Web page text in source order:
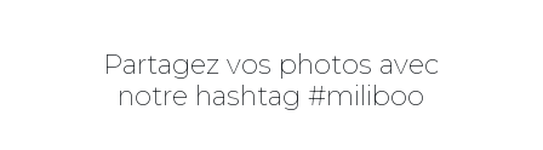
Partagez vos photos avec
notre hashtag #miliboo